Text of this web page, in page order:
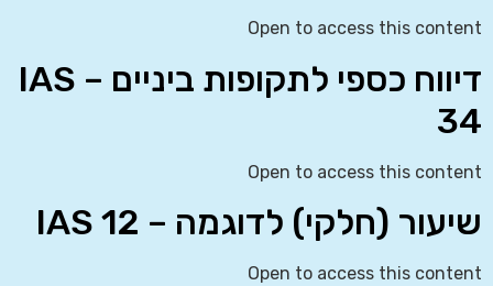
Open to access this content
דיווח כספי לתקופות ביניים – IAS
34
Open to access this content
שיעור (חלקי) לדוגמה – IAS 12
Open to access this content